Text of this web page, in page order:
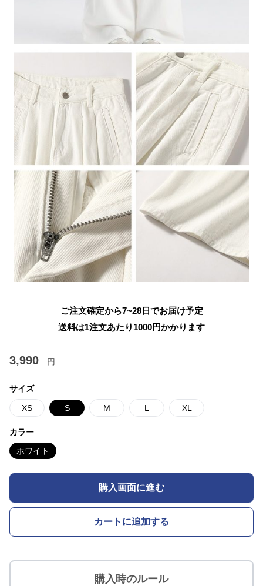
ご注文確定から7~28日でお届け予定
送料は1注文あたり 1000円かかります
3,990 円
サイズ
XS S M L XL
カラー
ホワイト
購入画面に進む
カートに追加する
購入時のルール